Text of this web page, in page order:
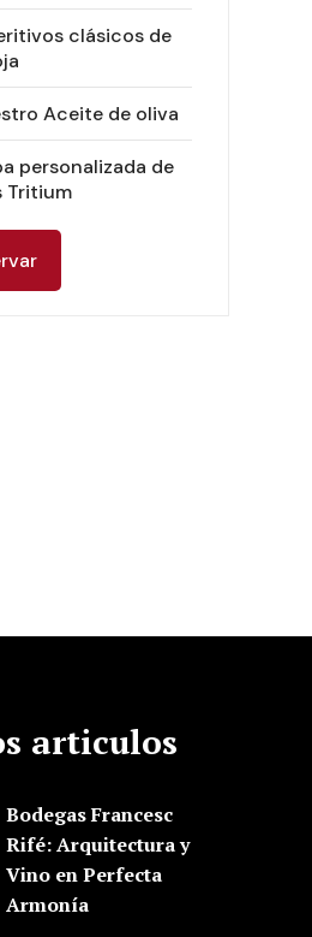
clásicos de
Aceite de oliva
personalizada de
Tritium
articulos
Bodegas Francesc
Rifé: Arquitectura y
Vino en Perfecta
Armonía